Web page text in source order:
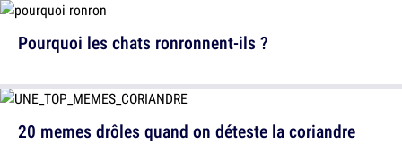
Pourquoi les chats ronronnent-ils ?
20 memes drôles quand on déteste la coriandre